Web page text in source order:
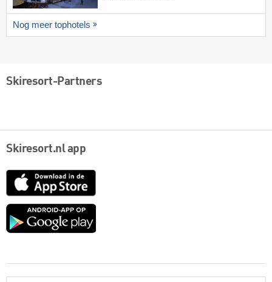
Nog meer tophotels
Skiresort-Partners
Skiresort.nl app
App
Google